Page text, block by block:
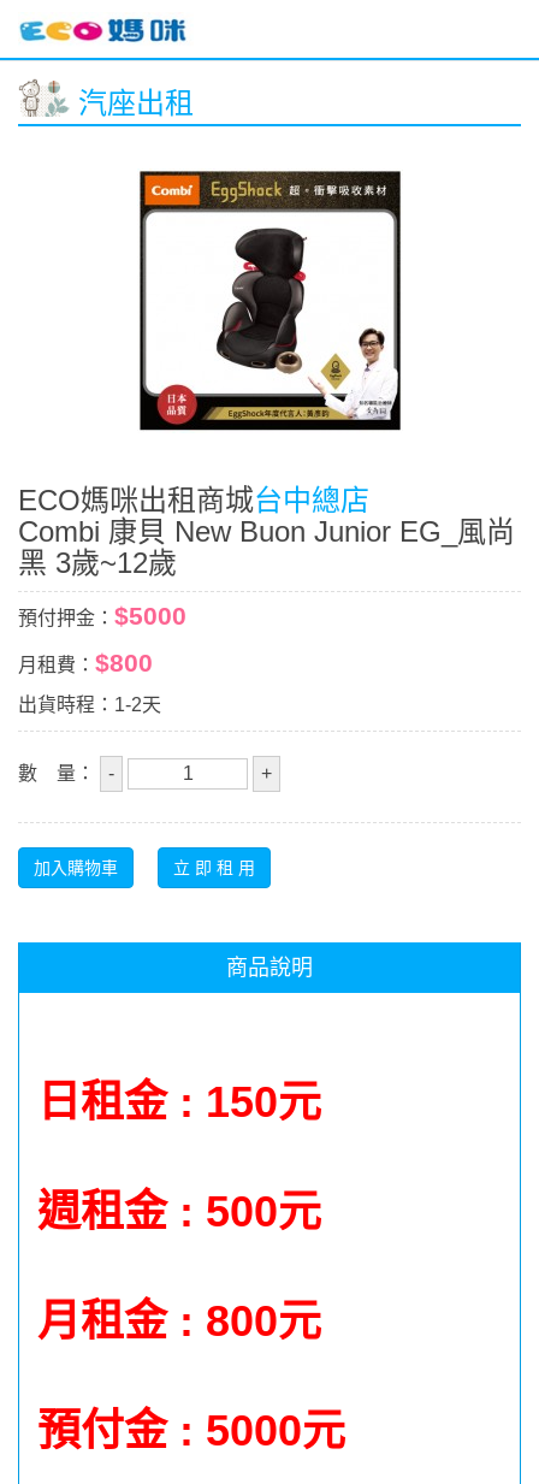
汽座出租
ECO媽咪出租商城台中總店
Combi 康貝 New Buon Junior EG_風尚
黑 3歲~12歲
預付押金： $5000
月租費： $800
出貨時程：1-2天
數 量：
商品說明
日租金 : 150元
週租金 : 500元
月租金 : 800元
預付金 : 5000元